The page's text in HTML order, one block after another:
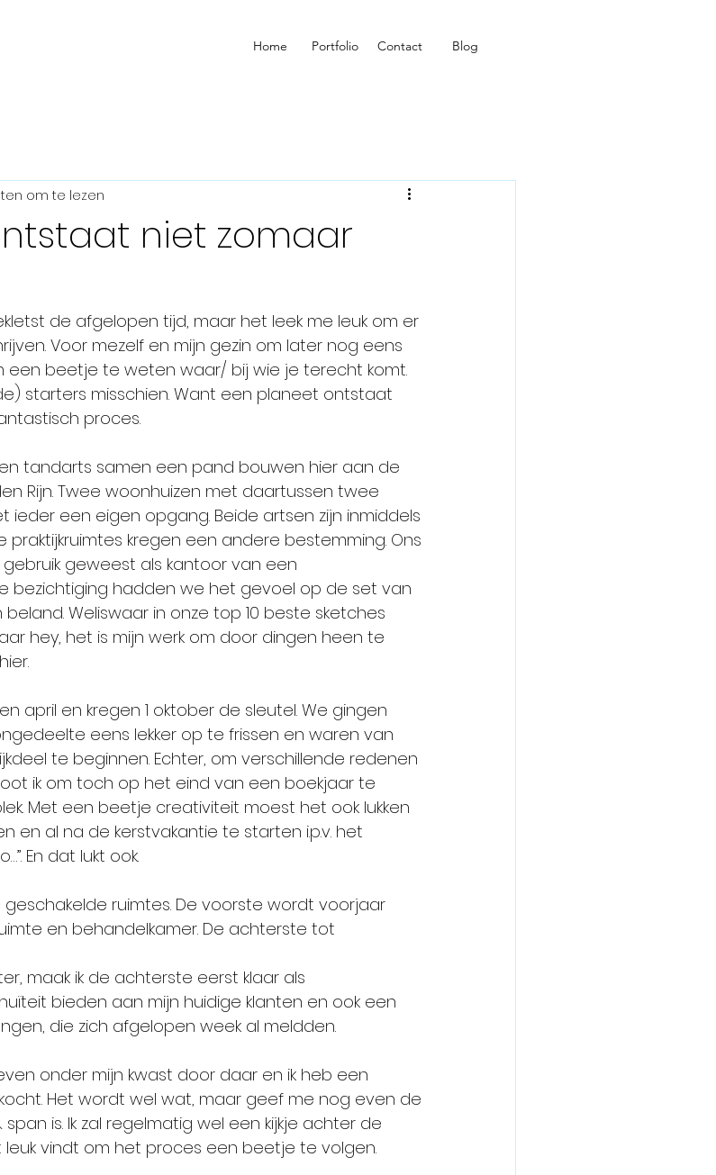
Home Portfolio Contact Blog
niet zomaar
om te lezen
de afgelopen tijd, maar het leek me leuk om er
Voor mezelf en mijn gezin om later nog eens
een beetje te weten waar/ bij wie je terecht komt.
starters misschien. Want een planeet ontstaat
proces.
tandarts samen een pand bouwen hier aan de
Rijn. Twee woonhuizen met daartussen twee
ieder een eigen opgang. Beide artsen zijn inmiddels
kregen een andere bestemming. Ons
geweest als kantoor van een
bezichtiging hadden we het gevoel op de set van
Weliswaar in onze top 10 beste sketches
hey, het is mijn werk om door dingen heen te
april en kregen 1 oktober de sleutel. We gingen
eens lekker op te frissen en waren van
te beginnen. Echter, om verschillende redenen
ik om toch op het eind van een boekjaar te
Met een beetje creativiteit moest het ook lukken
en al na de kerstvakantie te starten i.p.v. het
En dat lukt ook.
ruimtes. De voorste wordt voorjaar
en behandelkamer. De achterste tot
maak ik de achterste eerst klaar als
bieden aan mijn huidige klanten en ook een
die zich afgelopen week al meldden.
onder mijn kwast door daar en ik heb een
Het wordt wel wat, maar geef me nog even de
is. Ik zal regelmatig wel een kijkje achter de
vindt om het proces een beetje te volgen.